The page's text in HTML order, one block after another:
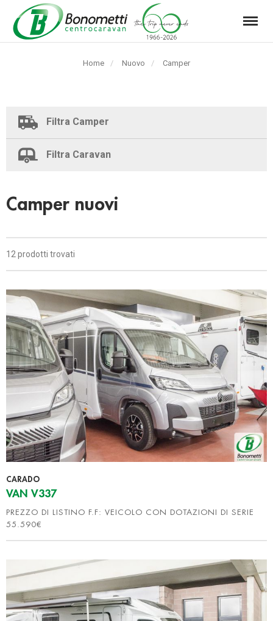
Automarket
Menu
Home Nuovo
Pagina
Camper
Filtra Camper
Filtra Caravan
Camper nuovi
12 prodotti trovati
CARADO
VAN V337
PREZZO DI LISTINO F.F: VEICOLO CON DOTAZIONI DI SERIE
55.590€